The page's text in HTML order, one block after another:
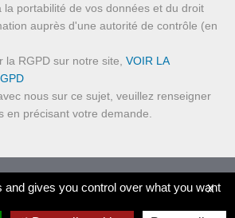
la portabilité de vos données et du droit
auprès d'une autorité de contrôle (en
la RGPD sur notre site,VOIR LA
nous sur ce sujet, veuillez renseigner
en précisant votre demande.
PNEUMATIC.COM 2019 - 2026
légales-Règlementation RGPD-Une
X
gives you control over what you want